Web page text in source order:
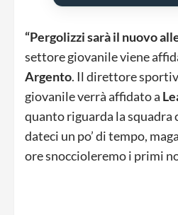
“Pergolizzi sarà il nuovo
settore giovanile viene
Argento. Il direttore
giovanile verrà affidato a
quanto riguarda la squadra
dateci un po’ di tempo,
ore snoccioleremo i primi